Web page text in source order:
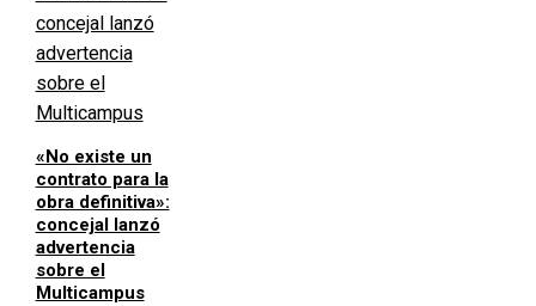
«No existe un
contrato para la
obra definitiva»:
concejal lanzó
advertencia
sobre el
Multicampus